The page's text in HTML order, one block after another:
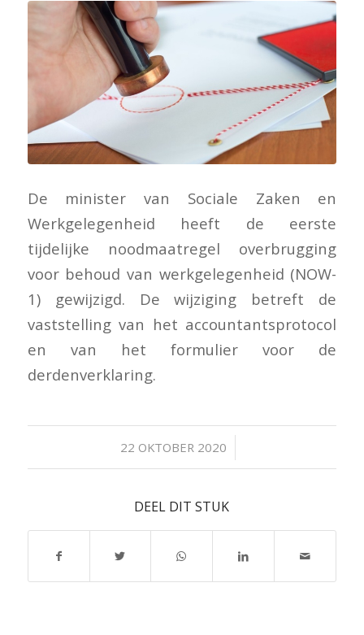
De minister van Sociale Zaken en
Werkgelegenheid heeft de eerste
tijdelijke noodmaatregel overbrugging
voor behoud van werkgelegenheid (NOW-
1) gewijzigd. De wijziging betreft de
vaststelling van het accountantsprotocol
en van het formulier voor de
derdenverklaring.
22 OKTOBER 2020
/
DEEL DIT STUK